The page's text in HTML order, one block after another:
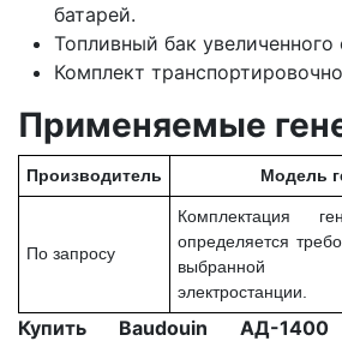
батарей.
Топливный бак увеличенного
Комплект
Применяемые
Производитель Модель
По запросу
Комплектация
определяется
выбранной
электростанции.
Купить Baudouin АД-